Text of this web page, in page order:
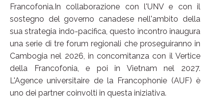
Francofonia.In collaborazione con l'UNV e con il
sostegno del governo canadese nell'ambito della
sua strategia indo-pacifica, questo incontro inaugura
una serie di tre forum regionali che proseguiranno in
Cambogia nel 2026, in concomitanza con il Vertice
della Francofonia, e poi in Vietnam nel 2027.
L'Agence universitaire de la Francophonie (AUF) è
uno dei partner coinvolti in questa iniziativa.